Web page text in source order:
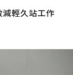
輕久站工作